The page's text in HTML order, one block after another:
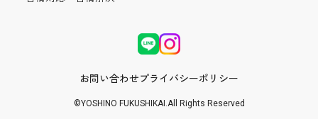
お問い合わせプライバシーポリシー
©YOSHINO FUKUSHIKAI.All Rights Reserved